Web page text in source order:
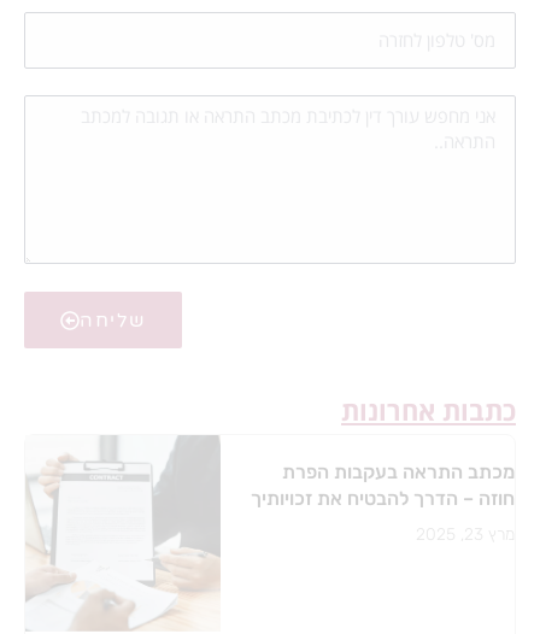
שליחה
כתבות אחרונות
מכתב התראה בעקבות הפרת
חוזה – הדרך להבטיח את זכויותיך
מרץ 23, 2025